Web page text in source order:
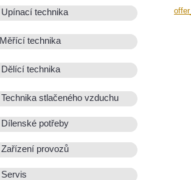
Upínací technika
Měřící technika
Dělící technika
Technika stlačeného vzduchu
Dílenské potřeby
Zařízení provozů
Servis